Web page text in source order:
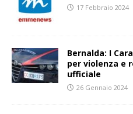
17 Febbraio 2024
Bernalda: I
per violenza e
ufficiale
26 Gennaio 2024